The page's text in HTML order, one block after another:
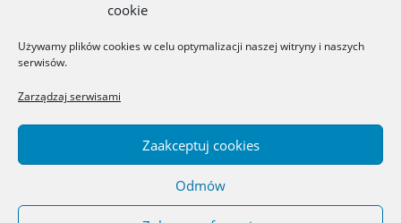
cookie
Używamy plików cookies w celu optymalizacji naszej witryny i naszych
serwisów.
Zarządzaj serwisami
Zaakceptuj cookies
Odmów
Blog o książkach dla dzieci i młodzieży –
recenzje i rekomendacje. All rights reserved.